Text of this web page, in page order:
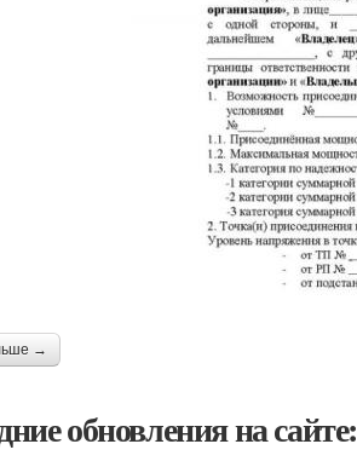
→
обновления на сайте: